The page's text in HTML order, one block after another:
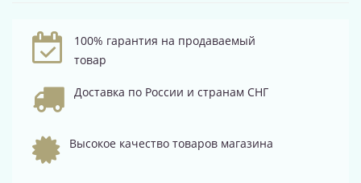
100% гарантия на продаваемый
товар
Доставка по России и странам СНГ
Высокое качество товаров магазина